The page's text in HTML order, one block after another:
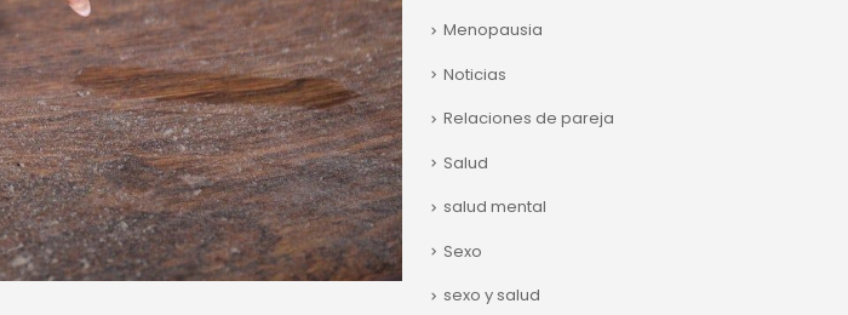
Menopausia
Noticias
Relaciones de pareja
Salud
salud mental
Sexo
sexo y salud